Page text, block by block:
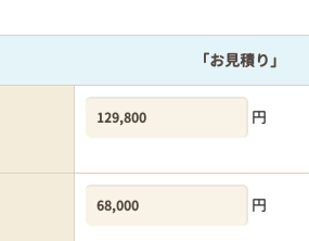
「お見積り」
円
円